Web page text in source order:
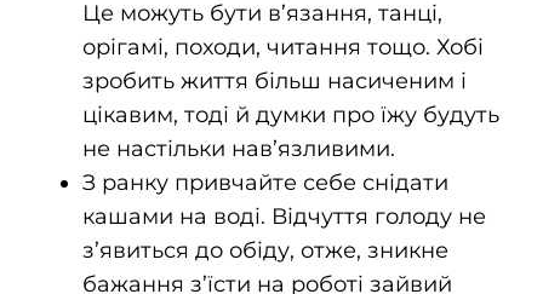
Це можуть бути в’язання, танці,
орігамі, походи, читання тощо. Хобі
зробить життя більш насиченим і
цікавим, тоді й думки про їжу будуть
не настільки нав’язливими.
З ранку привчайте себе снідати
кашами на воді. Відчуття голоду не
з’явиться до обіду, отже, зникне
бажання з’їсти на роботі зайвий